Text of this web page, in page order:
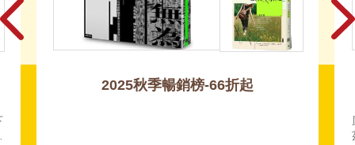
今天適合來點新知！